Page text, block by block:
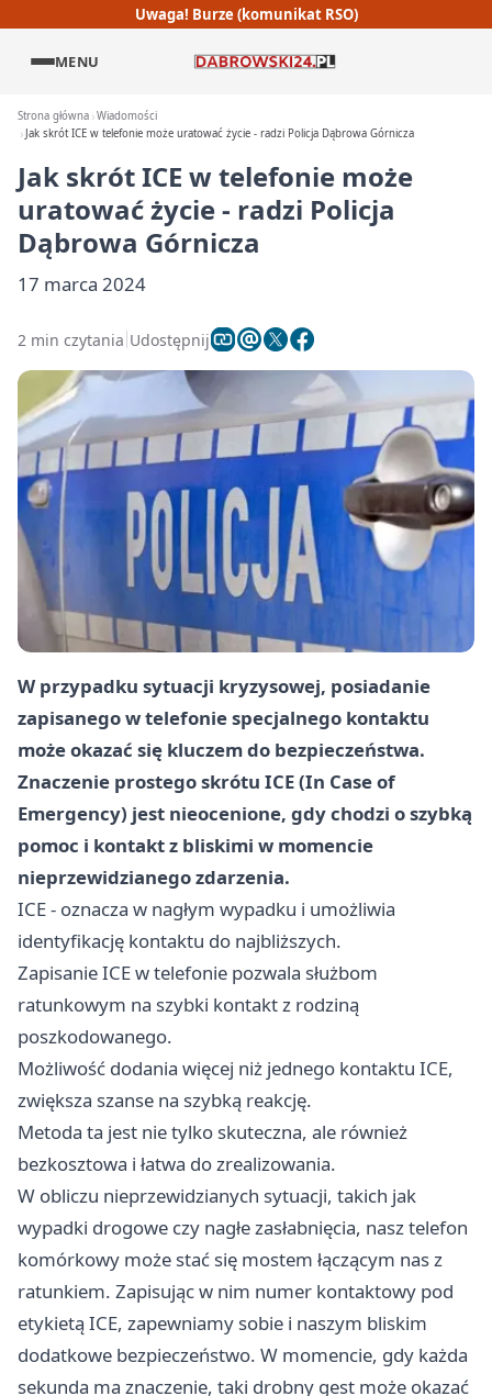
Uwaga! Burze (komunikat RSO)
MENU
Strona główna Wiadomości
Jak skrót ICE w telefonie może uratować życie - radzi Policja Dąbrowa Górnicza
Jak skrót ICE w telefonie może
uratować życie - radzi Policja
Dąbrowa Górnicza
17 marca 2024
2 min czytania Udostępnij
W przypadku sytuacji kryzysowej, posiadanie
zapisanego w telefonie specjalnego kontaktu
może okazać się kluczem do bezpieczeństwa.
Znaczenie prostego skrótu ICE (In Case of
Emergency) jest nieocenione, gdy chodzi o szybką
pomoc i kontakt z bliskimi w momencie
nieprzewidzianego zdarzenia.
ICE - oznacza w nagłym wypadku i umożliwia
identyfikację kontaktu do najbliższych.
Zapisanie ICE w telefonie pozwala służbom
ratunkowym na szybki kontakt z rodziną
poszkodowanego.
Możliwość dodania więcej niż jednego kontaktu ICE,
zwiększa szanse na szybką reakcję.
Metoda ta jest nie tylko skuteczna, ale również
bezkosztowa i łatwa do zrealizowania.
W obliczu nieprzewidzianych sytuacji, takich jak
wypadki drogowe czy nagłe zasłabnięcia, nasz telefon
komórkowy może stać się mostem łączącym nas z
ratunkiem. Zapisując w nim numer kontaktowy pod
etykietą ICE, zapewniamy sobie i naszym bliskim
dodatkowe bezpieczeństwo. W momencie, gdy każda
sekunda ma znaczenie, taki drobny gest może okazać